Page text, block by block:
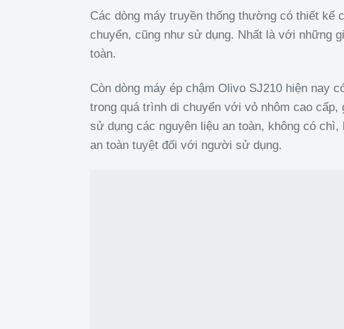
Các dòng máy truyền thống thường có thiết kế
chuyển, cũng như sử dụng. Nhất là với những
toàn.
Còn dòng máy ép chậm Olivo SJ210 hiện nay
trong quá trình di chuyển với vỏ nhôm cao
sử dụng các nguyên liệu an toàn, không có
an toàn tuyệt đối với người sử dụng.